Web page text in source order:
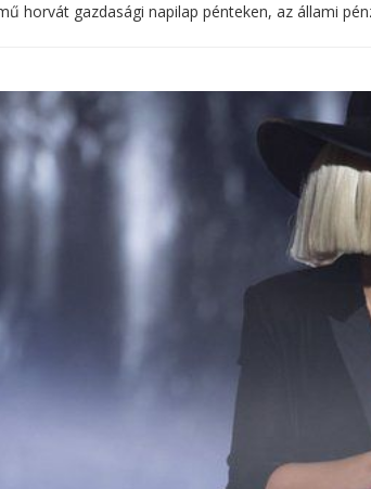
horvát gazdasági napilap pénteken, az állami